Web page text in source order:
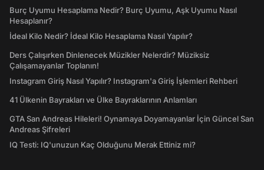
Burç Uyumu Hesaplama Nedir? Burç Uyumu, Aşk Uyumu Nasıl
Hesaplanır?
İdeal Kilo Nedir? İdeal Kilo Hesaplama Nasıl Yapılır?
Ders Çalışırken Dinlenecek Müzikler Nelerdir? Müziksiz
Çalışamayanlar Toplanın!
Instagram Giriş Nasıl Yapılır? Instagram'a Giriş İşlemleri Rehberi
41 Ülkenin Bayrakları ve Ülke Bayraklarının Anlamları
GTA San Andreas Hileleri! Oynamaya Doyamayanlar İçin Güncel San
Andreas Şifreleri
IQ Testi: IQ'unuzun Kaç Olduğunu Merak Ettiniz mi?